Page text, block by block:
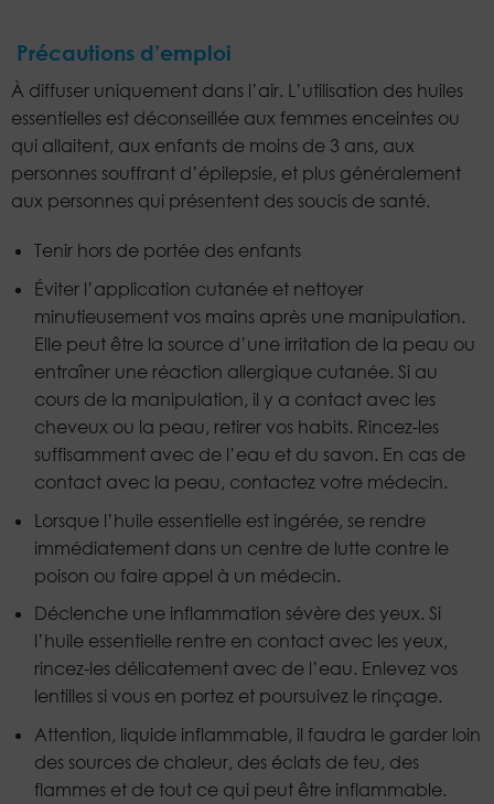
Précautions d’emploi
À diffuser uniquement dans l’air. L’utilisation des huiles
essentielles est déconseillée aux femmes enceintes ou
qui allaitent, aux enfants de moins de 3 ans, aux
personnes souffrant d’épilepsie, et plus généralement
aux personnes qui présentent des soucis de santé.
Tenir hors de portée des enfants
Éviter l’application cutanée et nettoyer
minutieusement vos mains après une manipulation.
Elle peut être la source d’une irritation de la peau ou
entraîner une réaction allergique cutanée. Si au
cours de la manipulation, il y a contact avec les
cheveux ou la peau, retirer vos habits. Rincez-les
suffisamment avec de l’eau et du savon. En cas de
contact avec la peau, contactez votre médecin.
Lorsque l’huile essentielle est ingérée, se rendre
immédiatement dans un centre de lutte contre le
poison ou faire appel à un médecin.
Déclenche une inflammation sévère des yeux. Si
l’huile essentielle rentre en contact avec les yeux,
rincez-les délicatement avec de l’eau. Enlevez vos
lentilles si vous en portez et poursuivez le rinçage.
Attention, liquide inflammable, il faudra le garder loin
des sources de chaleur, des éclats de feu, des
flammes et de tout ce qui peut être inflammable.